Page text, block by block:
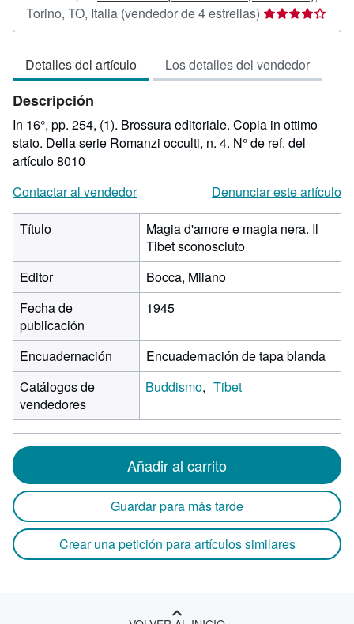
Torino, TO, Italia (vendedor de 4 estrellas) Calificación
del
4
de
estrellas
Detalles del artículo Los detalles del vendedor
Descripción
In 16°, pp. 254, (1). Brossura editoriale. Copia in ottimo
stato. Della serie Romanzi occulti, n. 4. N° de ref. del
artículo 8010
Contactar al vendedor
Denunciar este artículo
Título
Magia d'amore e magia nera. Il
Tibet sconosciuto
Editor
Bocca, Milano
Fecha de
publicación
1945
Encuadernación
Encuadernación de tapa blanda
Catálogos de
vendedores
Buddismo Tibet
Añadir al carrito
Guardar para más tarde
Crear una petición para artículos similares